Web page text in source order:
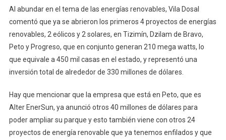
Al abundar en el tema de las energías renovables, Vila Dosal
comentó que ya se abrieron los primeros 4 proyectos de energías
renovables, 2 eólicos y 2 solares, en Tizimín, Dzilam de Bravo,
Peto y Progreso, que en conjunto generan 210 mega watts, lo
que equivale a 450 mil casas en el estado, y representó una
inversión total de alrededor de 330 millones de dólares.
Hay que mencionar que la empresa que está en Peto, que es
Alter EnerSun, ya anunció otros 40 millones de dólares para
poder ampliar su parque y esto también viene con otros 24
proyectos de energía renovable que ya tenemos enfilados y que